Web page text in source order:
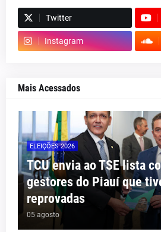
Twitter
Instagram
Mais Acessados
ELEIÇÕES 2026
TCU envia ao TSE lista
gestores do Piauí que
reprovadas
05 agosto